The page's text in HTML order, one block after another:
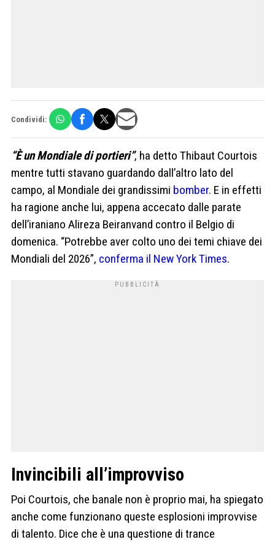
Condividi:
“È un Mondiale di portieri”, ha detto Thibaut Courtois
mentre tutti stavano guardando dall’altro lato del
campo, al Mondiale dei grandissimi bomber. E in effetti
ha ragione anche lui, appena accecato dalle parate
dell’iraniano Alireza Beiranvand contro il Belgio di
domenica. “Potrebbe aver colto uno dei temi chiave dei
Mondiali del 2026”, conferma il New York Times.
Invincibili all’improvviso
Poi Courtois, che banale non è proprio mai, ha spiegato
anche come funzionano queste esplosioni improvvise
di talento. Dice che è una questione di trance